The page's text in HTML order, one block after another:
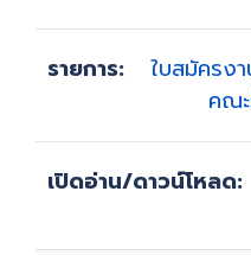
ใบสมัครง
คณ